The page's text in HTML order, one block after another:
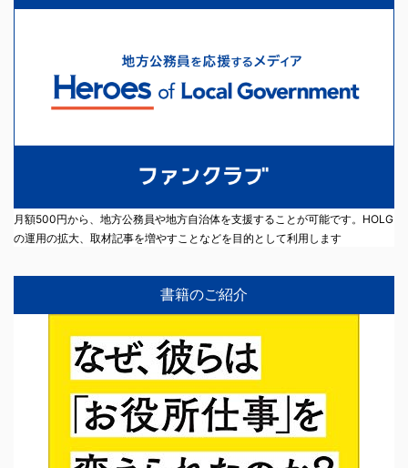
月額500円から、地方公務員や地方自治体を支援することが可能です。HOLG
の運用の拡大、取材記事を増やすことなどを目的として利用します
書籍のご紹介